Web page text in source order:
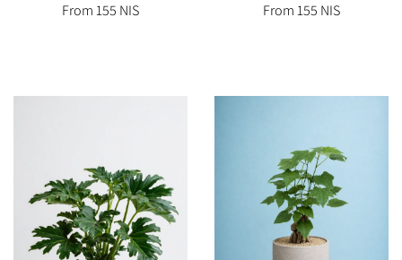
From 155 NIS
From 155 NIS